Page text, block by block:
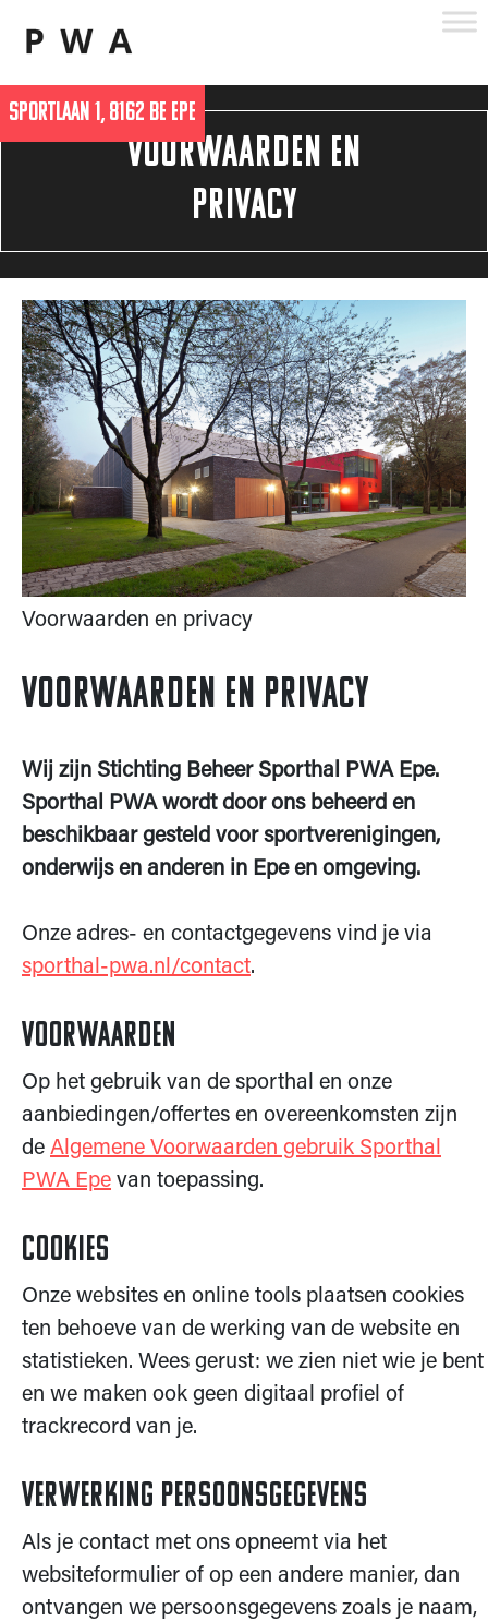
content
SPORTLAAN 1, 8162 BE EPE
VOORWAARDEN EN
PRIVACY
Voorwaarden en privacy
Voorwaarden en privacy
Wij zijn Stichting Beheer Sporthal PWA Epe.
Sporthal PWA wordt door ons beheerd en
beschikbaar gesteld voor sportverenigingen,
onderwijs en anderen in Epe en omgeving.
Onze adres- en contactgegevens vind je via
sporthal-pwa.nl/contact.
Voorwaarden
Op het gebruik van de sporthal en onze
aanbiedingen/offertes en overeenkomsten zijn
de Algemene Voorwaarden gebruik Sporthal
PWA Epe van toepassing.
Cookies
Onze websites en online tools plaatsen cookies
ten behoeve van de werking van de website en
statistieken. Wees gerust: we zien niet wie je bent
en we maken ook geen digitaal profiel of
trackrecord van je.
Verwerking persoonsgegevens
Als je contact met ons opneemt via het
websiteformulier of op een andere manier, dan
ontvangen we persoonsgegevens zoals je naam,